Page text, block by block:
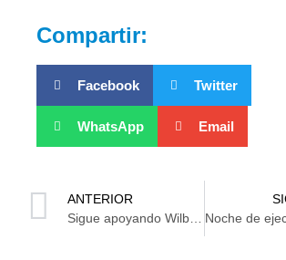
Compartir:
Facebook Twitter
WhatsApp Email
ANTERIOR